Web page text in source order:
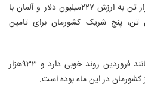
۳۹۵میلیون دلار، سوئیس با ۳۰۰هزار تن به ارزش ۲۲۷میلیون دلار و آلمان با
تن به ارزش ۱۷۱میلیون تن، پنج شریک کشورمان برای تامین
ترانزیت کشور در اردیبهشت ماه مانند فروردین روند خوبی دارد و ۹۳۳هزار
کشورمان در این ماه بوده است.